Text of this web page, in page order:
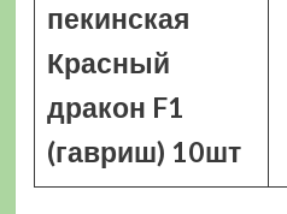
пекинская
Красный
дракон F1
(гавриш) 10шт